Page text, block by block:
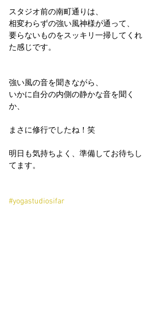
スタジオ前の南町通りは、
相変わらずの強い風神様が通って、
要らないものをスッキリ一掃してくれ
た感じです。
強い風の音を聞きながら、
いかに自分の内側の静かな音を聞く
か、
まさに修行でしたね！笑
明日も気持ちよく、準備してお待ちし
てます。
#yogastudiosifar